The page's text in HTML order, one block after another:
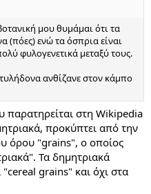
μου θυμάμαι ότι τα
(πόες) ενώ τα όσπρια είναι
φυλογενετικά μεταξύ τους.
ανθίζανε στον κάμπο
στη Wikipedia
προκύπτει από την
όρου "grains", ο οποίος
Τα δημητριακά
grains" και όχι στα